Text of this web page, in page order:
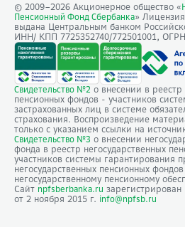
© 2009–2026 Акционерное общество «
Пенсионный Фонд Сбербанка»
выдана Центральным банком
ИНН/ КПП 7725352740/772501001,
Свидетельство №2 о внесении в реестр
пенсионных фондов - участников
застрахованных лиц в системе
страхования. Воспроизведение
только с указанием ссылки на
Свидетельство №3 о внесении
фонда в реестр негосударственных
участников системы гарантирования
негосударственных пенсионных
негосударственному пенсионному
Сайт npfsberbanka.ru
от 2 ноября 2015 г. info@npfsb.ru